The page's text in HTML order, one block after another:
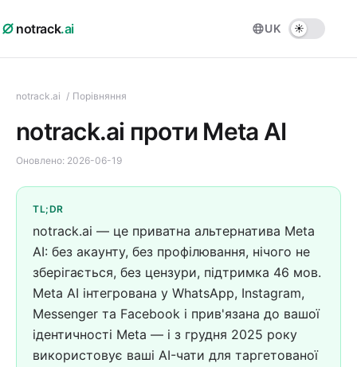
notrack.ai UK
notrack.ai / Порівняння
notrack.ai проти Meta AI
Оновлено: 2026-06-19
TL;DR
notrack.ai — це приватна альтернатива Meta
AI: без акаунту, без профілювання, нічого не
зберігається, без цензури, підтримка 46 мов.
Meta AI інтегрована у WhatsApp, Instagram,
Messenger та Facebook і прив'язана до вашої
ідентичності Meta — і з грудня 2025 року
використовує ваші AI-чати для таргетованої